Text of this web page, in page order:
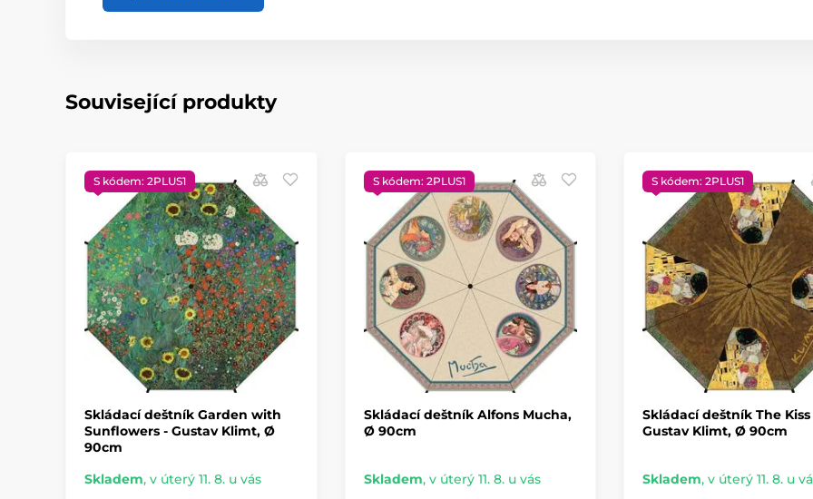
Související produkty
S kódem: 2PLUS1
Skládací deštník Garden with
Sunflowers - Gustav Klimt, Ø
90cm
Skladem, v úterý 11. 8. u vás
S kódem: 2PLUS1
Skládací deštník Alfons Mucha,
Ø 90cm
Skladem, v úterý 11. 8. u vás
S kódem: 2PLUS1
Skládací deštník The Kiss
Gustav Klimt, Ø 90cm
Skladem, v úterý 11. 8. u